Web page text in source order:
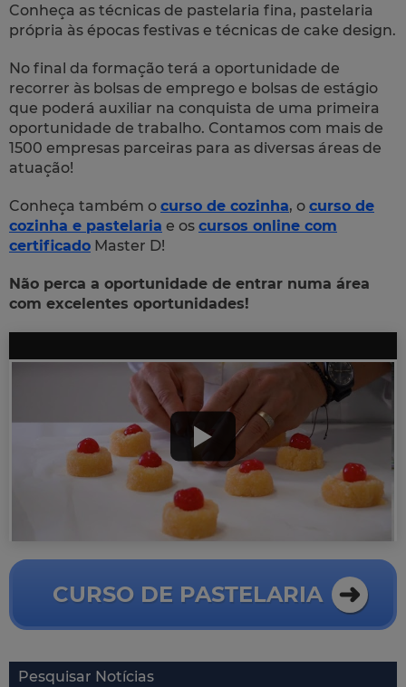
Conheça as técnicas de pastelaria fina, pastelaria
própria às épocas festivas e técnicas de cake design.
No final da formação terá a oportunidade de
recorrer às bolsas de emprego e bolsas de estágio
que poderá auxiliar na conquista de uma primeira
oportunidade de trabalho. Contamos com mais de
1500 empresas parceiras para as diversas áreas de
atuação!
Conheça também o curso de cozinha, o curso de
cozinha e pastelaria e os cursos online com
certificado Master D!
Não perca a oportunidade de entrar numa área
com excelentes oportunidades!
CURSO DE PASTELARIA
Pesquisar Notícias